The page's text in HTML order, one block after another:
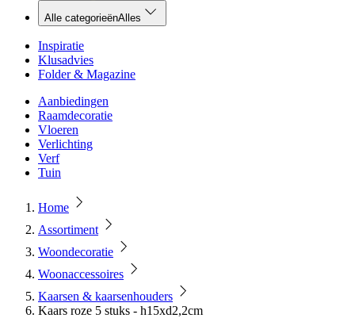
Alle categorieënAlles
Inspiratie
Klusadvies
Folder & Magazine
Aanbiedingen
Raamdecoratie
Vloeren
Verlichting
Verf
Tuin
Home
Assortiment
Woondecoratie
Woonaccessoires
Kaarsen & kaarsenhouders
Kaars roze 5 stuks - h15xd2,2cm